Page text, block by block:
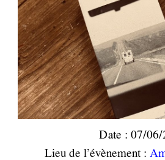
Date : 07/06/
Lieu de l’évènement :